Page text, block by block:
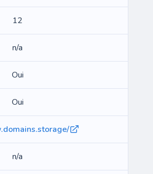
12
n/a
Oui
Oui
n/a